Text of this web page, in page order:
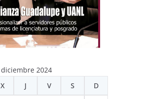
diciembre 2024
X J V S D